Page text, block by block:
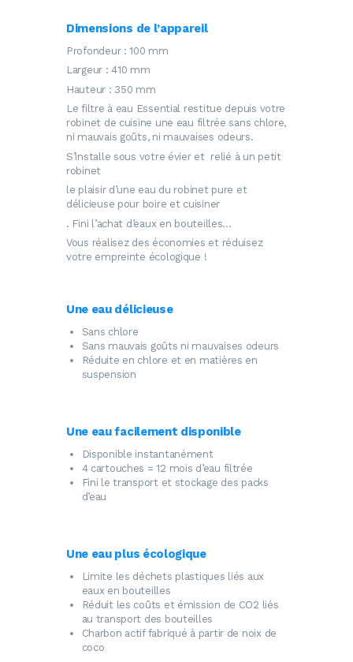
Dimensions de l’appareil
Profondeur : 100 mm
Largeur : 410 mm
Hauteur : 350 mm
Le filtre à eau Essential restitue depuis votre
robinet de cuisine une eau filtrée sans chlore,
ni mauvais goûts, ni mauvaises odeurs.
S’installe sous votre évier et relié à un petit
robinet
le plaisir d’une eau du robinet pure et
délicieuse pour boire et cuisiner
. Fini l’achat d’eaux en bouteilles…
Vous réalisez des économies et réduisez
votre empreinte écologique !
Une eau délicieuse
Sans chlore
Sans mauvais goûts ni mauvaises odeurs
Réduite en chlore et en matières en
suspension
Une eau facilement disponible
Disponible instantanément
4 cartouches = 12 mois d’eau filtrée
Fini le transport et stockage des packs
d’eau
Une eau plus écologique
Limite les déchets plastiques liés aux
eaux en bouteilles
Réduit les coûts et émission de CO2 liés
au transport des bouteilles
Charbon actif fabriqué à partir de noix de
coco